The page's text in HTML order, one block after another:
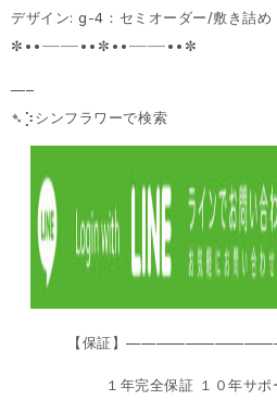
デザイン: g-4：セミオーダー/敷き詰め
✼••┈┈┈┈••✼••┈┈┈┈••✼
—–
➴⡱シンフラワーで検索
【保証】
１年完全保証 １０年サポ